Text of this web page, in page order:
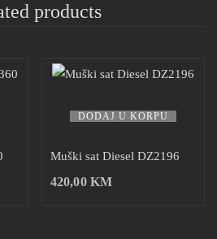
products
DODAJ U KORPU
Muški sat Diesel DZ2196
420,00 KM